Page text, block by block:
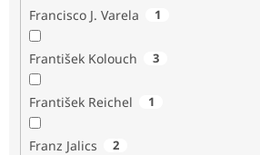
Francisco J. Varela 1
František Kolouch 3
František Reichel 1
Franz Jalics 2